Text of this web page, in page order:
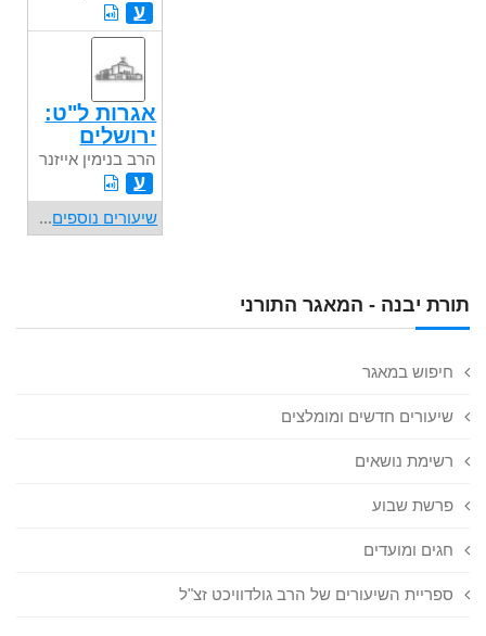
תורת יבנה - המאגר התורני
חיפוש במאגר
שיעורים חדשים ומומלצים
רשימת נושאים
פרשת שבוע
חגים ומועדים
ספריית השיעורים של הרב גולדוויכט זצ"ל
ע
אגרות ל"ט:
ירושלים
הרב בנימין אייזנר
ע
שיעורים נוספים...